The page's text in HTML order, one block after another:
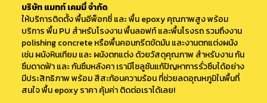
บริษัท แมทท์ เคมมี่ จำกัด
ให้บริการติดตั้งพื้นอีพ็อกซี่และ พื้น epoxy คุณภาพสูง พร้อม
บริการพื้น PU สำหรับโรงงาน พื้นลอฟท์ และพื้นโรงรถ รวมถึงงาน
polishing concreteหรือพื้นคอนกรีตขัดมัน และงานตกแต่งผนัง
เช่นผนังหินเทียมและ ผนังตกแต่ง ด้วยวัสดุคุณภาพ สำหรับงานกัน
ซึมดาดฟ้าและกันซึมหลังคาเรามีโซลูชันแก้ปัญหาการรั่วซึมได้อย่าง
มีประสิทธิภาพ พร้อม สีสะท้อนความร้อน ที่ช่วยลดอุณหภูมิในพื้นที่
สนใจ พื้น epoxy ราคา คุ้มค่า ติดต่อเราได้เลย!